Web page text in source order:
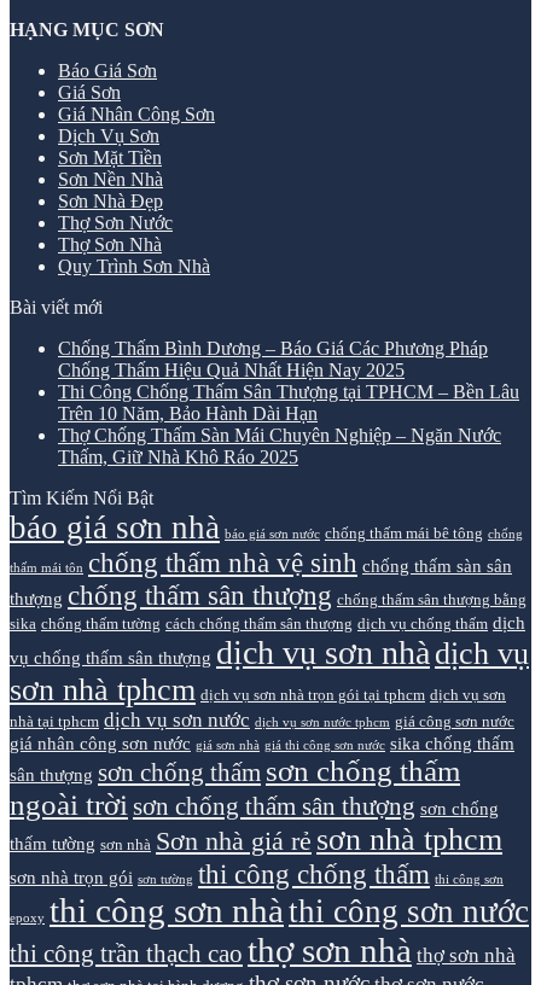
HẠNG MỤC SƠN
Báo Giá Sơn
Giá Sơn
Giá Nhân Công Sơn
Dịch Vụ Sơn
Sơn Mặt Tiền
Sơn Nền Nhà
Sơn Nhà Đẹp
Thợ Sơn Nước
Thợ Sơn Nhà
Quy Trình Sơn Nhà
Bài viết mới
Chống Thấm Bình Dương – Báo Giá Các Phương Pháp
Chống Thấm Hiệu Quả Nhất Hiện Nay 2025
Thi Công Chống Thấm Sân Thượng tại TPHCM – Bền Lâu
Trên 10 Năm, Bảo Hành Dài Hạn
Thợ Chống Thấm Sàn Mái Chuyên Nghiệp – Ngăn Nước
Thấm, Giữ Nhà Khô Ráo 2025
Tìm Kiếm Nổi Bật
báo giá sơn nhà báo giá sơn nước chống thấm mái bê tông chống
thấm mái tôn chống thấm nhà vệ sinh chống thấm sàn sân
thượng chống thấm sân thượng chống thấm sân thượng bằng
sika chống thấm tường cách chống thấm sân thượng dịch vụ chống thấm dịch
vụ chống thấm sân thượng dịch vụ sơn nhà dịch vụ
sơn nhà tphcm dịch vụ sơn nhà trọn gói tại tphcm dịch vụ sơn
nhà tại tphcm dịch vụ sơn nước dịch vụ sơn nước tphcm giá công sơn nước
giá nhân công sơn nước giá sơn nhà giá thi công sơn nước sika chống thấm
sân thượng sơn chống thấm sơn chống thấm
ngoài trời sơn chống thấm sân thượng sơn chống
thấm tường sơn nhà Sơn nhà giá rẻ sơn nhà tphcm
sơn nhà trọn gói sơn tường thi công chống thấm thi công sơn
epoxy thi công sơn nhà thi công sơn nước
thi công trần thạch cao thợ sơn nhà thợ sơn nhà